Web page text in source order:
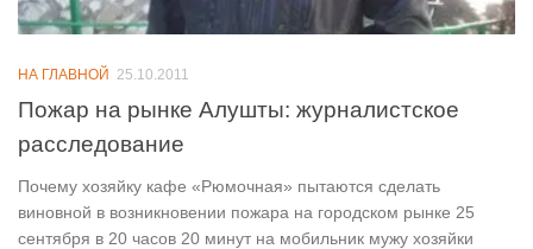
НА ГЛАВНОЙ 25.10.2011
Пожар на рынке Алушты: журналистское
расследование
Почему хозяйку кафе «Рюмочная» пытаются сделать
виновной в возникновении пожара на городском рынке 25
сентября в 20 часов 20 минут на мобильник мужу хозяйки